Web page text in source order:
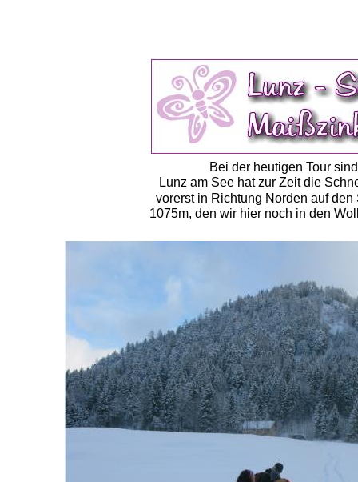
Bei der heutigen Tour
Lunz am See hat zur Zeit die
vorerst in Richtung Norden auf
1075m, den wir hier noch in den